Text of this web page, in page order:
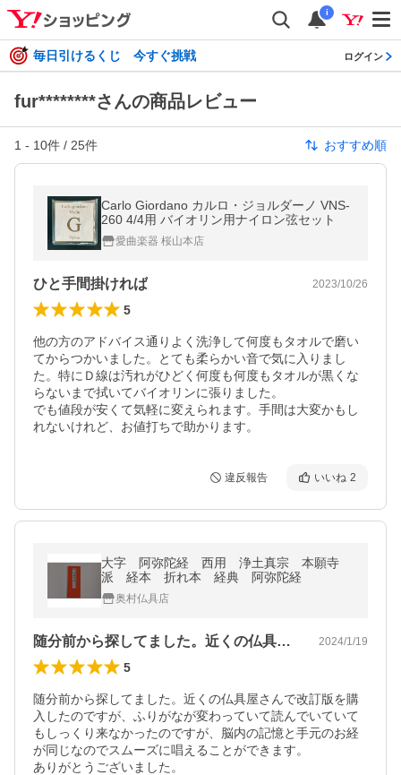
i
毎日引けるくじ 今すぐ挑戦 ログイン
fur********さんの商品レビュー
1 - 10件 / 25件 おすすめ順
Carlo Giordano カルロ・ジョルダーノ VNS-
260 4/4用 バイオリン用ナイロン弦セット
愛曲楽器 桜山本店
ひと手間掛ければ 2023/10/26
5
他の方のアドバイス通りよく洗浄して何度もタオルで磨い
てからつかいました。とても柔らかい音で気に入りまし
た。特にＤ線は汚れがひどく何度も何度もタオルが黒くな
らないまで拭いてバイオリンに張りました。
でも値段が安くて気軽に変えられます。手間は大変かもし
れないけれど、お値打ちで助かります。
違反報告 いいね 2
大字 阿弥陀経 西用 浄土真宗 本願寺
派 経本 折れ本 経典 阿弥陀経
奥村仏具店
随分前から探してました。近くの仏具屋さ… 2024/1/19
5
随分前から探してました。近くの仏具屋さんで改訂版を購
入したのですが、ふりがなが変わっていて読んでいていて
もしっくり来なかったのですが、脳内の記憶と手元のお経
が同じなのでスムーズに唱えることができます。
ありがとうございました。